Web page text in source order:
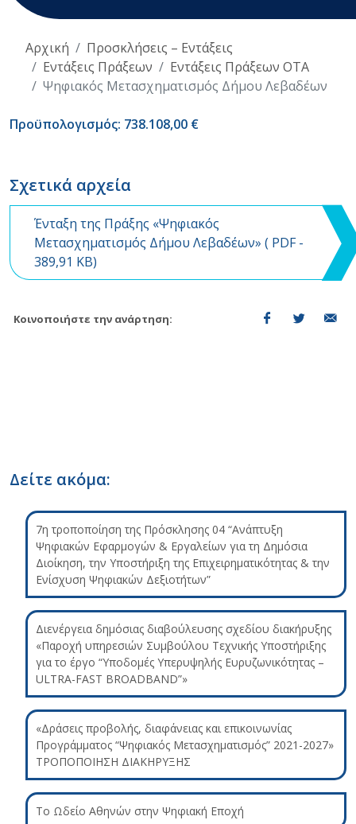
Αρχική
Προσκλήσεις – Εντάξεις
Εντάξεις Πράξεων
Εντάξεις Πράξεων ΟΤΑ
Ψηφιακός Μετασχηματισμός Δήμου Λεβαδέων
Προϋπολογισμός: 738.108,00 €
Σχετικά αρχεία
Ένταξη της Πράξης «Ψηφιακός
Μετασχηματισμός Δήμου Λεβαδέων» ( PDF-
389,91 KB)
Κοινοποιήστε την ανάρτηση:
Δείτε ακόμα:
7η τροποποίηση της Πρόσκλησης 04 “Ανάπτυξη
Ψηφιακών Εφαρμογών & Εργαλείων για τη Δημόσια
Διοίκηση, την Υποστήριξη της Επιχειρηματικότητας & την
Ενίσχυση Ψηφιακών Δεξιοτήτων”
Διενέργεια δημόσιας διαβούλευσης σχεδίου διακήρυξης
«Παροχή υπηρεσιών Συμβούλου Τεχνικής Υποστήριξης
για το έργο “Υποδομές Υπερυψηλής Ευρυζωνικότητας –
ULTRA-FAST BROADBAND”»
«Δράσεις προβολής, διαφάνειας και επικοινωνίας
Προγράμματος “Ψηφιακός Μετασχηματισμός” 2021-2027»
ΤΡΟΠΟΠΟΙΗΣΗ ΔΙΑΚΗΡΥΞΗΣ
Το Ωδείο Αθηνών στην Ψηφιακή Εποχή